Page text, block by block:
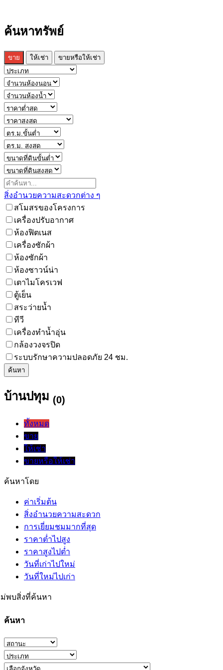
ค้นหาทรัพย์
ขาย ให้เช่า ขายหรือให้เช่า
สิ่งอำนวยความสะดวกต่าง ๆ
สโมสรของโครงการ
เครื่องปรับอากาศ
ห้องฟิตเนส
เครื่องซักผ้า
ห้องซักผ้า
ห้องซาวน์น่า
เตาไมโครเวฟ
ตู้เย็น
สระว่ายน้ำ
ทีวี
เครื่องทำน้ำอุ่น
กล้องวงจรปิด
ระบบรักษาความปลอดภัย 24 ชม.
ค้นหา
บ้านปทุม (0)
ทั้งหมด
ขาย
ให้เช่า
ขายหรือให้เช่า
ค้นหาโดย
ค่าเริ่มต้น
สิ่งอำนวยความสะดวก
การเยี่ยมชมมากที่สุด
ราคาต่ำไปสูง
ราคาสูงไปต่ำ
วันที่เก่าไปใหม่
วันที่ใหม่ไปเก่า
ม่พบสิ่งที่ค้นหา
ค้นหา